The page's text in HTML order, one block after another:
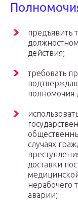
предъявить
действия;
требовать
полномочия
случаях
доставки
нерабочего
аварии;